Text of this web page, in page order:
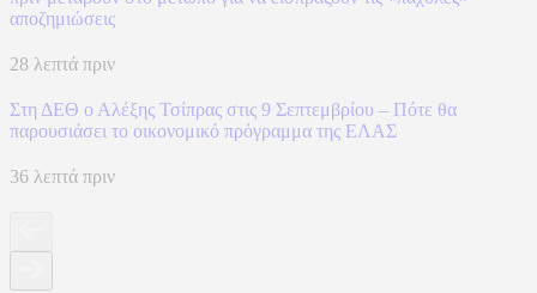
αποζημιώσεις
28 λεπτά πριν
Στη ΔΕΘ ο Αλέξης Τσίπρας στις 9 Σεπτεμβρίου – Πότε θα
παρουσιάσει το οικονομικό πρόγραμμα της ΕΛΑΣ
36 λεπτά πριν